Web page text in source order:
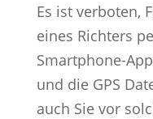
Es ist verboten,
eines Richters
Smartphone-
und die GPS
auch Sie vor